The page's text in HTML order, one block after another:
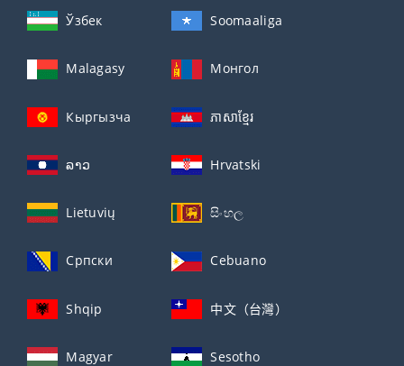
Ўзбек Soomaaliga
Malagasy Монгол
Кыргызча ភាសាខ្មែរ
ລາວ Hrvatski
Lietuvių සිංහල
Српски Cebuano
Shqip 中文（台灣）
Magyar Sesotho